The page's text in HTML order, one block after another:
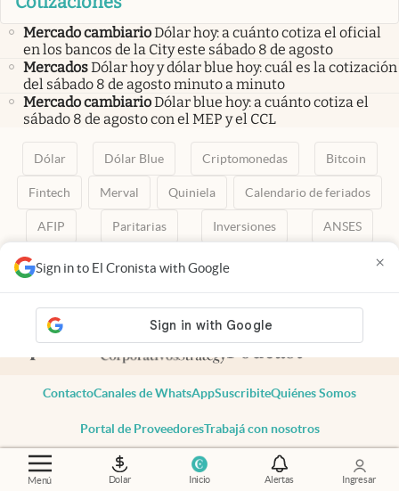
Menú Dolar Inicio Alertas Ingresar
Sign in to El Cronista with Google ×
Mercado cambiarioDólar hoy: a cuánto cotiza el oficial
en los bancos de la City este sábado 8 de agosto
MercadosDólar hoy y dólar blue hoy: cuál es la cotización
del sábado 8 de agosto minuto a minuto
Mercado cambiarioDólar blue hoy: a cuánto cotiza el
sábado 8 de agosto con el MEP y el CCL
Dólar Dólar Blue Criptomonedas Bitcoin
Fintech Merval Quiniela Calendario de feriados
AFIP Paritarias Inversiones ANSES
abre en nueva pestaña
abre en nueva pestaña
abre en nueva pestaña
abre en nueva pestaña
ContactoCanales de WhatsAppSuscribiteQuiénes Somos
Portal de ProveedoresTrabajá con nosotros
Copyright 2025 cronista.com
Todos los derechos reservados